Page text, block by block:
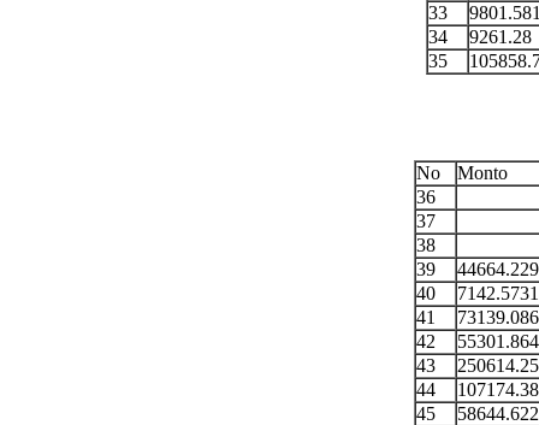
33
34
9261.28
35
No
Monto
36
37
38
39
40
41
42
43
44
45
58644.622